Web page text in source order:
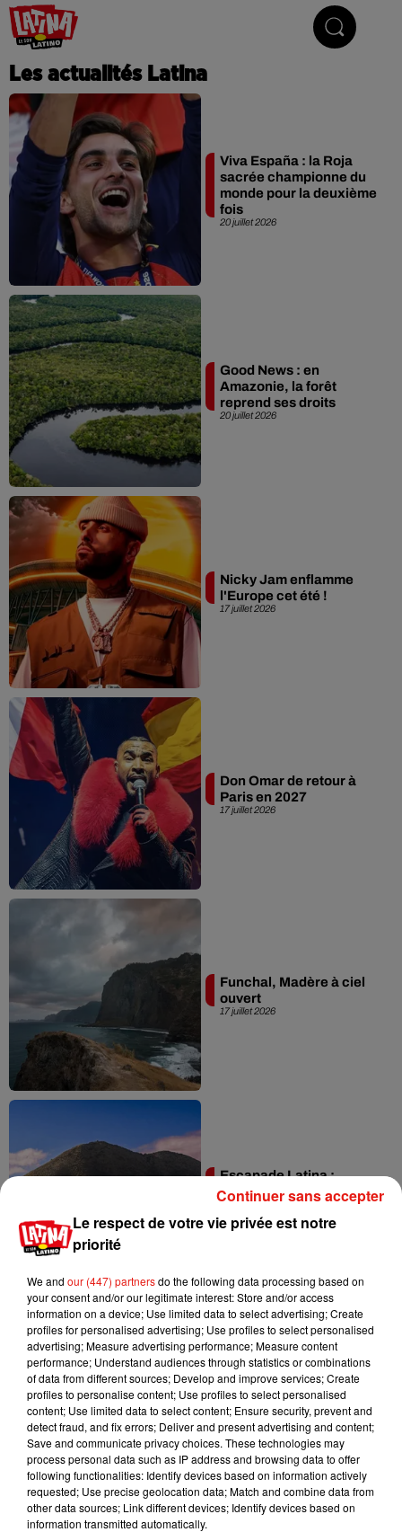
Les actualités Latina
20 juillet 2026
Viva España : la Roja
sacrée championne du
monde pour la deuxième
fois
20 juillet 2026
Good News : en
Amazonie, la forêt
reprend ses droits
17 juillet 2026
Nicky Jam enflamme
l'Europe cet été !
17 juillet 2026
Don Omar de retour à
Paris en 2027
17 juillet 2026
Funchal, Madère à ciel
ouvert
16 juillet 2026
Escapade Latina :
Córdoba, l'âme secrète
5 6 7 8 9 10 11
Musique
Le respect de votre vie privée est notre
priorité
We and our (447) partnersdo the following data processing based on
your consent and/or our legitimate interest: Store and/or access
information on a device; Use limited data to select advertising; Create
profiles for personalised advertising; Use profiles to select personalised
advertising; Measure advertising performance; Measure content
performance; Understand audiences through statistics or combinations
of data from different sources; Develop and improve services; Create
profiles to personalise content; Use profiles to select personalised
content; Use limited data to select content; Ensure security, prevent and
detect fraud, and fix errors; Deliver and present advertising and content;
Save and communicate privacy choices. These technologies may
process personal data such as IP address and browsing data to offer
following functionalities: Identify devices based on information actively
requested; Use precise geolocation data; Match and combine data from
other data sources; Link different devices; Identify devices based on
information transmitted automatically.
Continuer sans accepter